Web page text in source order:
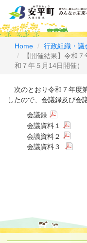
Home 行政組織・議
【開催結果】令和
和７年５月14日開催）
次のとおり令和７年度
したので、会議録及び会
会議録
会議資料１
会議資料２
会議資料３